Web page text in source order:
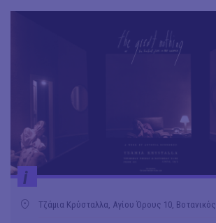
i
Τζάμια Κρύσταλλα, Αγίου Όρους 10, Βοτανικός